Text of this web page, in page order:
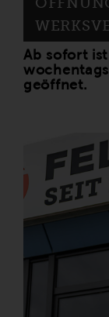
Ab sofort
geöffnet.